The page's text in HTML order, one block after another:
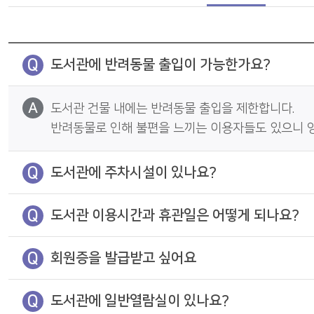
Q 도서관에 반려동물 출입이 가능한가요?
A
도서관 건물 내에는 반려동물 출입을 제한합니다.
반려동물로 인해 불편을 느끼는 이용자들도 있으니
Q 도서관에 주차시설이 있나요?
Q 도서관 이용시간과 휴관일은 어떻게 되나요?
Q 회원증을 발급받고 싶어요
Q 도서관에 일반열람실이 있나요?